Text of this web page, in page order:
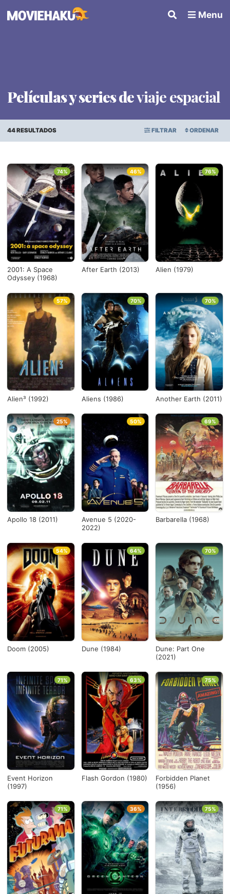
Menu
Películas y series deviaje espacial
44 RESULTADOS FILTRAR ORDENAR
×
Todo
Géneros
Países
Desde...
Ver todo
FECHA DE ESTRENO
PUNTAJE PROMEDIO
2001: A Space
Odyssey (1968)
74%
After Earth (2013)
46%
Alien (1979)
76%
Alien³ (1992)
57%
Aliens (1986)
70%
Another Earth (2011)
70%
Apollo 18 (2011)
25%
Avenue 5 (2020-
2022)
50%
Barbarella (1968)
69%
Doom (2005)
54%
Dune (1984)
64%
Dune: Part One
(2021)
70%
Event Horizon
(1997)
71%
Flash Gordon (1980)
63%
Forbidden Planet
(1956)
75%
71% 36% 75%